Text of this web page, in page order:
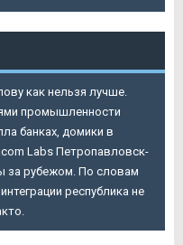
как нельзя лучше.
промышленности
банках, домики в
Labs Петропавловск-
за рубежом. По словам
республика не